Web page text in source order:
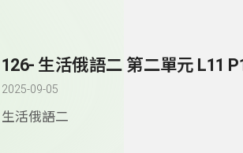
126- 生活俄語二 第二單元 L11
2025-09-05
生活俄語二